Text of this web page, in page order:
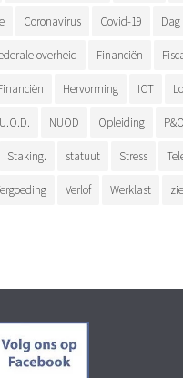
Coronavirus Covid-19 Dag
overheid Financiën
Hervorming ICT
NUOD Opleiding P&O
Staking. statuut Stress
Verlof Werklast